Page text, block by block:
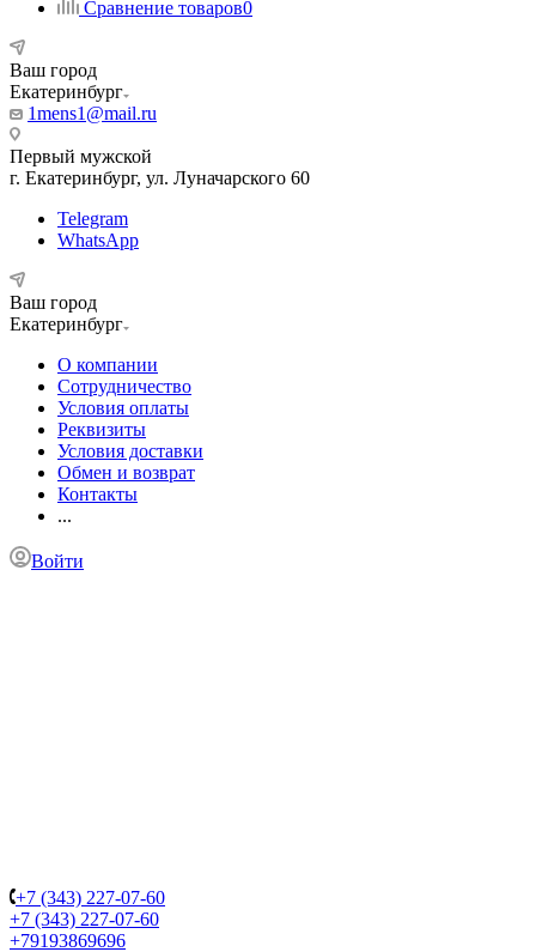
Сравнение товаров0
Ваш город
Екатеринбург
1mens1@mail.ru
Первый мужской
г. Екатеринбург, ул. Луначарского 60
Telegram
WhatsApp
Ваш город
Екатеринбург
О компании
Сотрудничество
Условия оплаты
Реквизиты
Условия доставки
Обмен и возврат
Контакты
...
Войти
+7 (343) 227-07-60
+7 (343) 227-07-60
+79193869696